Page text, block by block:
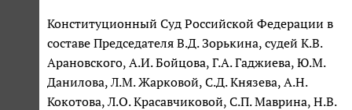
Конституционный Суд Российской Федерации в
составе Председателя В.Д. Зорькина, судей К.В.
Арановского, А.И. Бойцова, Г.А. Гаджиева, Ю.М.
Данилова, Л.М. Жарковой, С.Д. Князева, А.Н.
Кокотова, Л.О. Красавчиковой, С.П. Маврина, Н.В.